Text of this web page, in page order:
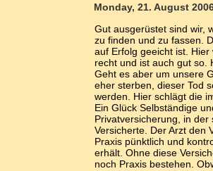
Monday, 21. August
Gut ausgerüstet sind wir,
zu finden und zu fassen.
auf Erfolg geeicht ist.
recht und ist auch gut so.
Geht es aber um unsere
eher sterben, dieser Tod
werden. Hier schlägt die
Ein Glück Selbständige
Privatversicherung, in
Versicherte. Der Arzt den
Praxis pünktlich und
erhält. Ohne diese
noch Praxis bestehen.